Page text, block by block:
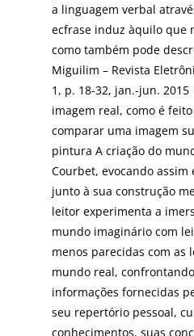
a linguagem verbal
ecfrase induz àquilo que
como também pode
Miguilim – Revista
1, p. 18-32, jan.-jun. 2015
imagem real, como é
comparar uma imagem
pintura A criação do
Courbet, evocando assim
junto à sua construção
leitor experimenta a
mundo imaginário com
menos parecidas com as
mundo real,
informações fornecidas
seu repertório pessoal,
conhecimentos, suas